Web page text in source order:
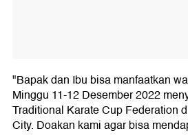
"Bapak dan Ibu bisa manfaatkan
Minggu 11-12 Desember 2022
Traditional Karate Cup Federation
City. Doakan kami agar bisa